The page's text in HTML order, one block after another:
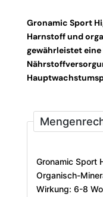
Gronamic Sport
Harnstoff und
gewährleistet
Gronamic Sport
Organisch-
Wirkung: 6-8